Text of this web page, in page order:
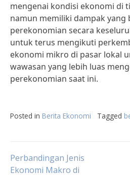
mengenai kondisi ekonomi di
namun memiliki dampak yang
perekonomian secara
untuk terus mengikuti
ekonomi mikro di pasar lokal
wawasan yang lebih luas
perekonomian saat ini.
Posted in Berita Ekonomi Tagged
Post
Perbandingan Jenis
Ekonomi Makro di